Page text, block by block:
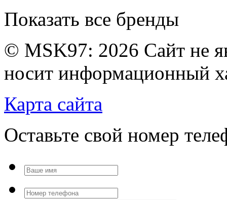
Показать все бренды
© MSK97: 2026 Сайт не
носит информационный
Карта сайта
Оставьте свой номер